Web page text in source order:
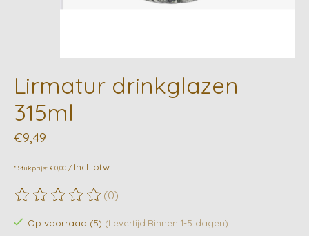
Lirmatur drinkglazen
315ml
€9,49
* Stukprijs: €0,00 / Incl. btw
De beoordeling van dit product is
(0)
Op voorraad (5) (Levertijd:Binnen 1-5 dagen)